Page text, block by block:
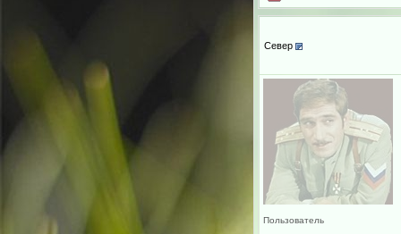
Север
Пользователь